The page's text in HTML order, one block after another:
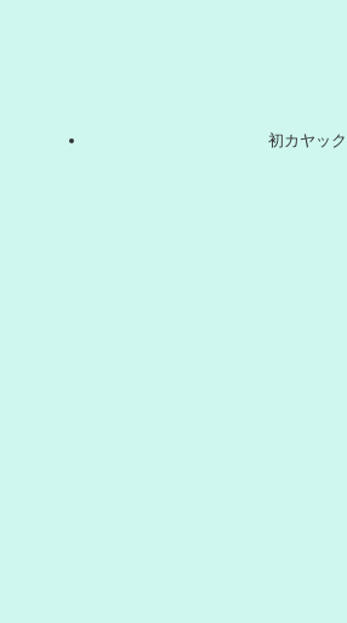
初カヤッ